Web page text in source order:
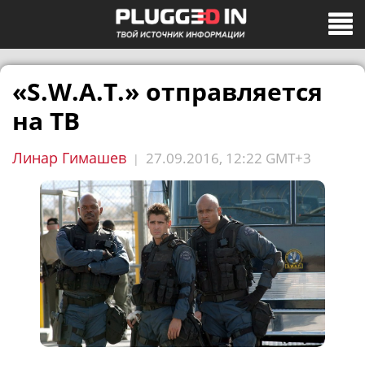
«S.W.A.T.» отправляется
на ТВ
Линар Гимашев | 27.09.2016, 12:22 GMT+3